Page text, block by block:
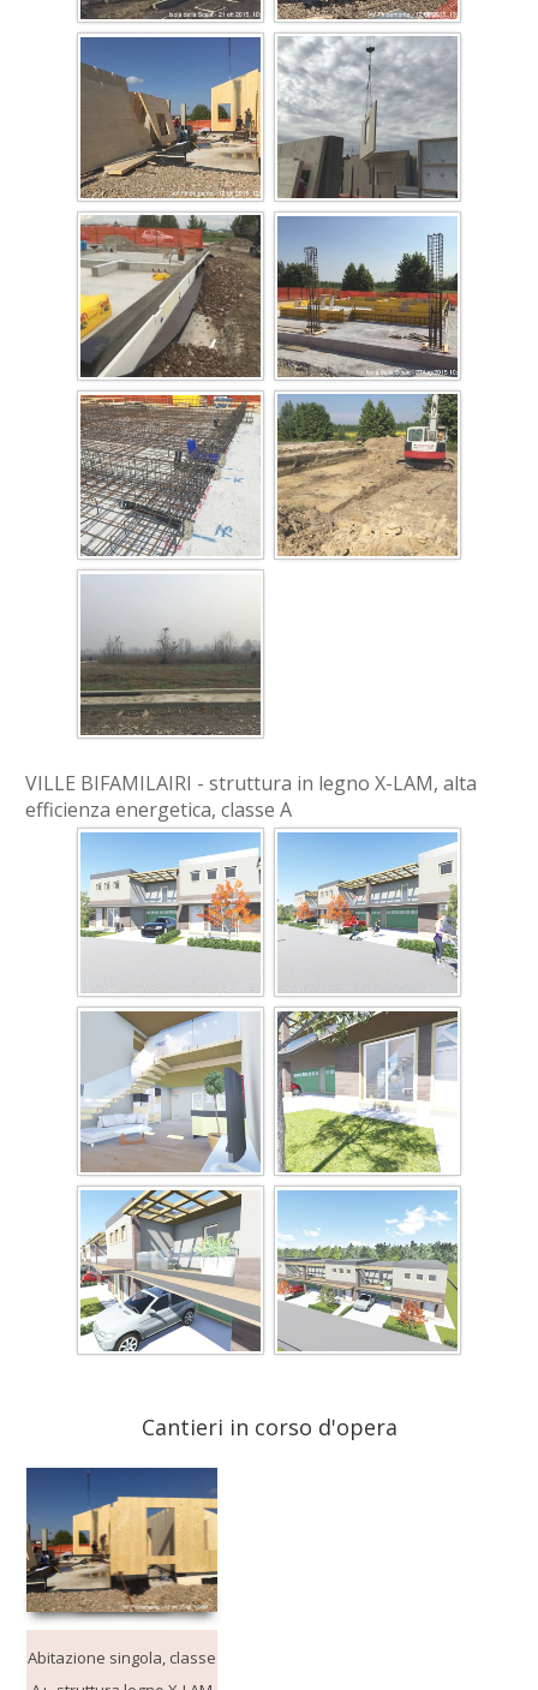
VILLE BIFAMILAIRI - struttura in legno X-LAM, alta
efficienza energetica, classe A
Cantieri in corso d'opera
Abitazione singola, classe